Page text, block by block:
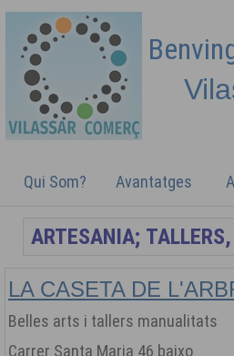
Qui Som? Avantatges
LA CASETA DE
Belles arts i tallers manualitats
Carrer Santa Maria 46 baixo